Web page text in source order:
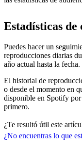
¿No encuentras lo que
Estadísticas de
Puedes hacer un
reproducciones diarias
año actual hasta la fecha.
El historial de
o desde el momento en
disponible en Spotify
primero.
¿Te resultó útil este